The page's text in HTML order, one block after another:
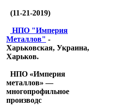
(11-21-2019)
НПО "Империя
Металлов" -
Харьковская, Украина,
Харьков.
НПО «Империя
металлов» —
многопрофильное
производс